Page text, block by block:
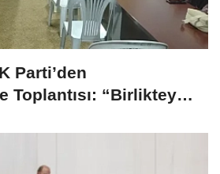
Parti’den
Toplantısı: “Birlikteyiz,